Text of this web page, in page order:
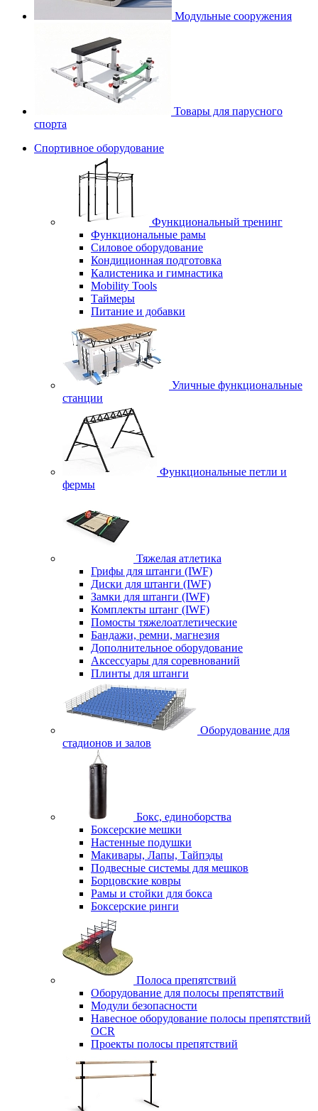
Модульные сооружения
Товары для парусного
спорта
Спортивное оборудование
Функциональный тренинг
Функциональные рамы
Силовое оборудование
Кондиционная подготовка
Калистеника и гимнастика
Mobility Tools
Таймеры
Питание и добавки
Уличные функциональные
станции
Функциональные петли и
фермы
Тяжелая атлетика
Грифы для штанги (IWF)
Диски для штанги (IWF)
Замки для штанги (IWF)
Комплекты штанг (IWF)
Помосты тяжелоатлетические
Бандажи, ремни, магнезия
Дополнительное оборудование
Аксессуары для соревнований
Плинты для штанги
Оборудование для
стадионов и залов
Бокс, единоборства
Боксерские мешки
Настенные подушки
Макивары, Лапы, Тайпэды
Подвесные системы для мешков
Борцовские ковры
Рамы и стойки для бокса
Боксерские ринги
Полоса препятствий
Оборудование для полосы препятствий
Модули безопасности
Навесное оборудование полосы препятствий
OCR
Проекты полосы препятствий